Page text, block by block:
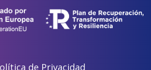
de Privacidad